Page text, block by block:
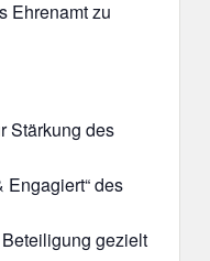
Ehrenamt zu
Stärkung des
Engagiert“ des
gezielt